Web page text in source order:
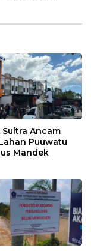
Sultra Ancam
Puuwatu
Mandek